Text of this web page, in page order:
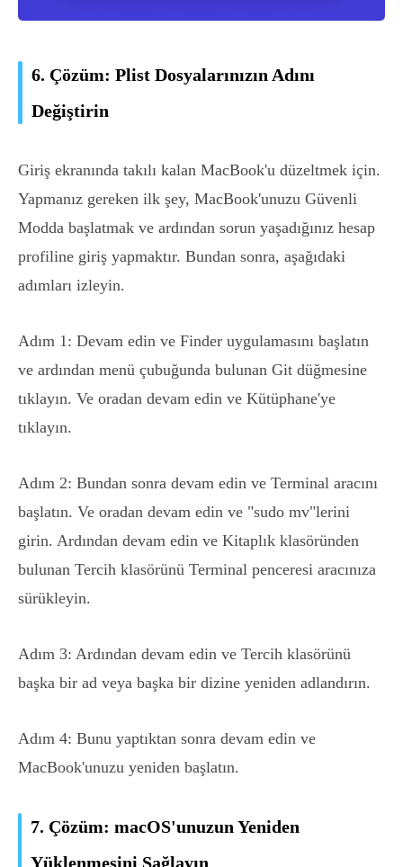
6. Çözüm: Plist Dosyalarınızın Adını
Değiştirin
Giriş ekranında takılı kalan MacBook'u düzeltmek için.
Yapmanız gereken ilk şey, MacBook'unuzu Güvenli
Modda başlatmak ve ardından sorun yaşadığınız hesap
profiline giriş yapmaktır. Bundan sonra, aşağıdaki
adımları izleyin.
Adım 1: Devam edin ve Finder uygulamasını başlatın
ve ardından menü çubuğunda bulunan Git düğmesine
tıklayın. Ve oradan devam edin ve Kütüphane'ye
tıklayın.
Adım 2: Bundan sonra devam edin ve Terminal aracını
başlatın. Ve oradan devam edin ve "sudo mv"lerini
girin. Ardından devam edin ve Kitaplık klasöründen
bulunan Tercih klasörünü Terminal penceresi aracınıza
sürükleyin.
Adım 3: Ardından devam edin ve Tercih klasörünü
başka bir ad veya başka bir dizine yeniden adlandırın.
Adım 4: Bunu yaptıktan sonra devam edin ve
MacBook'unuzu yeniden başlatın.
7. Çözüm: macOS'unuzun Yeniden
Yüklenmesini Sağlayın